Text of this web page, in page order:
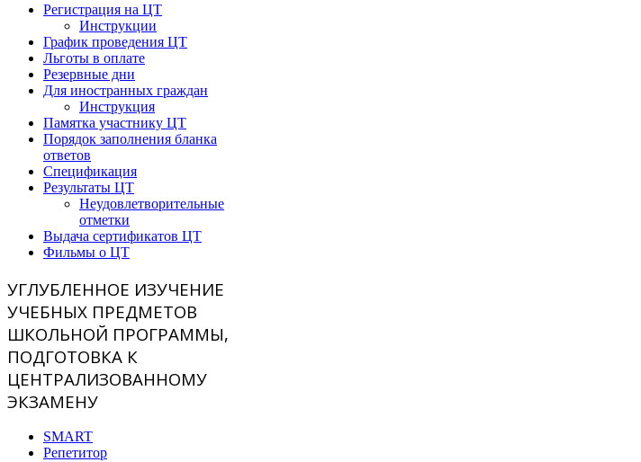
Регистрация на ЦТ
Инструкции
График проведения ЦТ
Льготы в оплате
Резервные дни
Для иностранных граждан
Инструкция
Памятка участнику ЦТ
Порядок заполнения бланка
ответов
Спецификация
Результаты ЦТ
Неудовлетворительные
отметки
Выдача сертификатов ЦТ
Фильмы о ЦТ
УГЛУБЛЕННОЕ ИЗУЧЕНИЕ
УЧЕБНЫХ ПРЕДМЕТОВ
ШКОЛЬНОЙ ПРОГРАММЫ,
ПОДГОТОВКА К
ЦЕНТРАЛИЗОВАННОМУ
ЭКЗАМЕНУ
SMART
Репетитор